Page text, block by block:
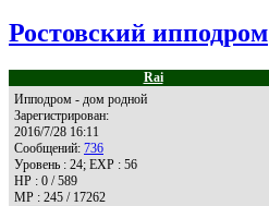
Ростовский ипподром
Rai
Ипподром - дом родной
Зарегистрирован:
2016/7/28 16:11
Сообщений: 736
Уровень : 24; EXP : 56
HP : 0 / 589
MP : 245 / 17262